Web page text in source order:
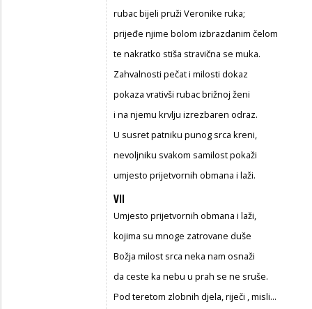
rubac bijeli pruži Veronike ruka;
prijeđe njime bolom izbrazdanim čelom
te nakratko stiša stravična se muka.
Zahvalnosti pečat i milosti dokaz
pokaza vrativši rubac brižnoj ženi
i na njemu krvlju izrezbaren odraz.
U susret patniku punog srca kreni,
nevoljniku svakom samilost pokaži
umjesto prijetvornih obmana i laži.
VII
Umjesto prijetvornih obmana i laži,
kojima su mnoge zatrovane duše
Božja milost srca neka nam osnaži
da ceste ka nebu u prah se ne sruše.
Pod teretom zlobnih djela, riječi , misli...